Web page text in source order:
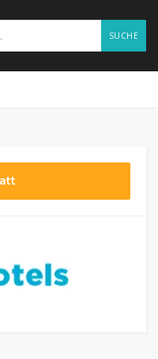
SUCHE